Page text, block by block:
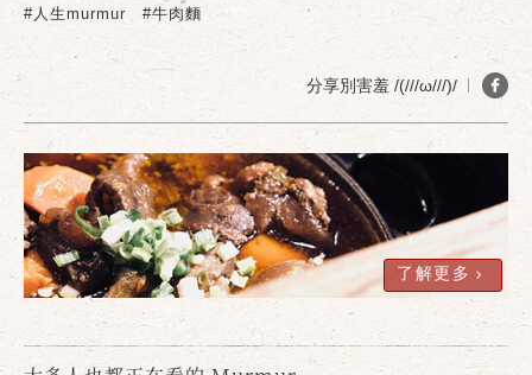
#人生murmur #牛肉麵
分享別害羞 /(///ω///)/
了解更多